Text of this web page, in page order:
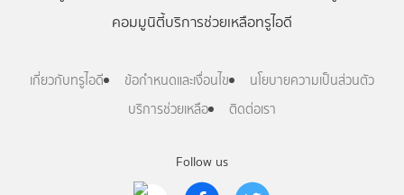
Follow us
คอมมูนิตี้บริการช่วยเหลือทรูไอดี
เกี่ยวกับทรูไอดี ข้อกำหนดและเงื่อนไข
นโยบายความเป็นส่วนตัว
บริการช่วยเหลือ
ติดต่อเรา